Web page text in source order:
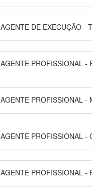
AGENTE DE EXECUÇÃO -
AGENTE PROFISSIONAL -
AGENTE PROFISSIONAL -
AGENTE PROFISSIONAL -
AGENTE PROFISSIONAL -